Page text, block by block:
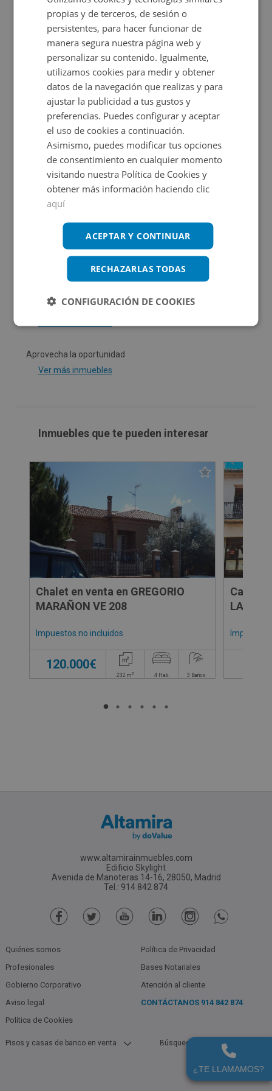
unos 100 km de Madrid, lo que facilita su conexión con
ambas ciudades. Si quiere visitar el inmueble no dude en
llamarnos
Consulta lascondiciones especialesde este inmueble.
Ampliar mapa
Ver en mapa
Certificado energético
Calificación de eficiencia energética
de vivienda terminado según RD
390/2021 de 1 de junio.
Promociones asociadas
Activos ocupados
Aprovecha la oportunidad
Ver más inmuebles
Inmuebles que te pueden interesar
Chalet en venta en GREGORIO
MARAÑON VE 208
Impuestos no incluidos
120.000€
232m2 4 Hab. 3 Baños
Casa en
LA
www.altamirainmuebles.com
Edificio Skylight
Avenida de Manoteras 14-16, 28050, Madrid
Tel.: 914 842 874
Quiénes somos
Profesionales
Gobierno Corporativo
Aviso legal
Política de Cookies
Política de Privacidad
Bases Notariales
Atención al cliente
CONTÁCTANOS 914 842 874
Pisos y casas de banco en venta Búsquedas populares
Garajes De Bancos En Toledo En
propias y de terceros, de sesión o
persistentes, para hacer funcionar de
manera segura nuestra página web y
personalizar su contenido. Igualmente,
utilizamos cookies para medir y obtener
datos de la navegación que realizas y para
ajustar la publicidad a tus gustos y
preferencias. Puedes configurar y aceptar
el uso de cookies a continuación.
Asimismo, puedes modificar tus opciones
de consentimiento en cualquier momento
visitando nuestra Política de Cookies y
obtener más información haciendo clic
aquí
ACEPTAR Y CONTINUAR
RECHAZARLAS TODAS
CONFIGURACIÓN DE COOKIES